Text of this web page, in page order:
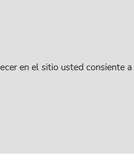
en el sitio usted consiente a